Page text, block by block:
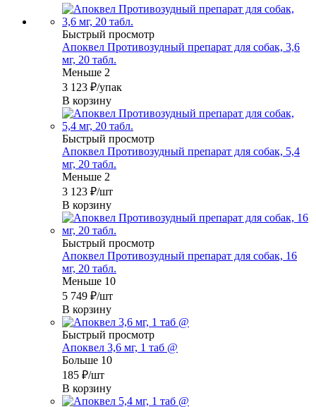
Быстрый просмотр
Апоквел Противозудный препарат для собак, 3,6
мг, 20 табл.
Меньше 2
3 123 ₽/упак
В корзину
Быстрый просмотр
Апоквел Противозудный препарат для собак, 5,4
мг, 20 табл.
Меньше 2
3 123 ₽/шт
В корзину
Быстрый просмотр
Апоквел Противозудный препарат для собак, 16
мг, 20 табл.
Меньше 10
5 749 ₽/шт
В корзину
Быстрый просмотр
Апоквел 3,6 мг, 1 таб @
Больше 10
185 ₽/шт
В корзину